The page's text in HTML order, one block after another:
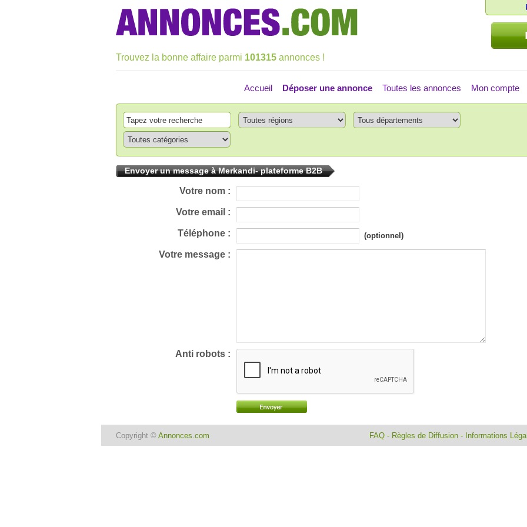
Trouvez la bonne affaire parmi 101315 annonces !
Accueil Déposer une annonce Toutes les annonces Mon compte
Envoyer un message à Merkandi- plateforme B2B
Votre nom :
Votre email :
Téléphone : (optionnel)
Votre message :
Anti robots :
FAQ - Règles de Diffusion - Informations
Copyright © Annonces.com